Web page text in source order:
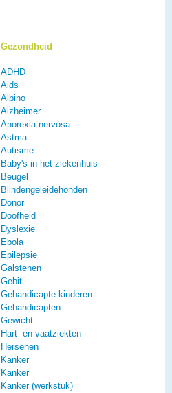
Gezondheid
ADHD
Aids
Albino
Alzheimer
Anorexia nervosa
Astma
Autisme
Baby's in het ziekenhuis
Beugel
Blindengeleidehonden
Donor
Doofheid
Dyslexie
Ebola
Epilepsie
Galstenen
Gebit
Gehandicapte kinderen
Gehandicapten
Gewicht
Hart- en vaatziekten
Hersenen
Kanker
Kanker
Kanker (werkstuk)